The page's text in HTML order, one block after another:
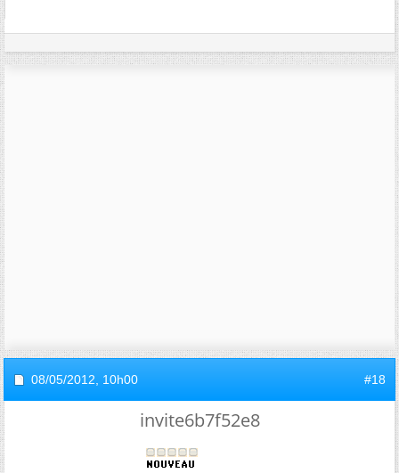
08/05/2012, 10h00 #18
invite6b7f52e8